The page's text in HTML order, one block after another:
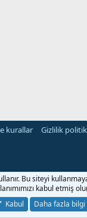
kurallar Gizlilik
Bu siteyi
kabul etmiş
Kabul
Daha fazla